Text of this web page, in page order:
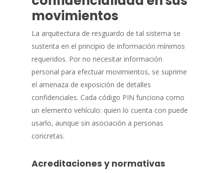
movimientos
La arquitectura de resguardo de tal sistema se
sustenta en el principio de información mínimos
requeridos. Por no necesitar información
personal para efectuar movimientos, se suprime
el amenaza de exposición de detalles
confidenciales. Cada código PIN funciona como
un elemento vehículo: quien lo cuenta con puede
usarlo, aunque sin asociación a personas
concretas.
Acreditaciones y normativas